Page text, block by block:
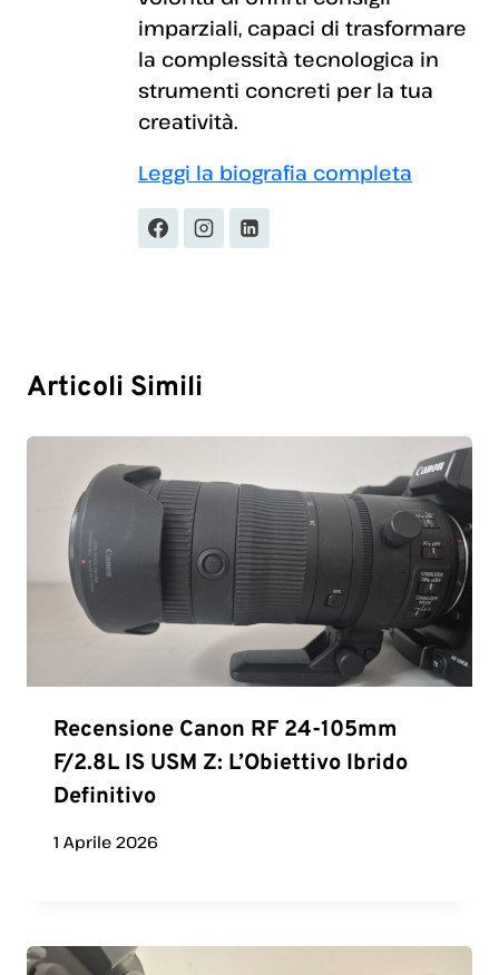
imparziali, capaci di trasformare
la complessità tecnologica in
strumenti concreti per la tua
creatività.
Leggi la biografia completa
Articoli Simili
Recensione Canon RF 24-105mm
F/2.8L IS USM Z: L’Obiettivo Ibrido
Definitivo
1 Aprile 2026